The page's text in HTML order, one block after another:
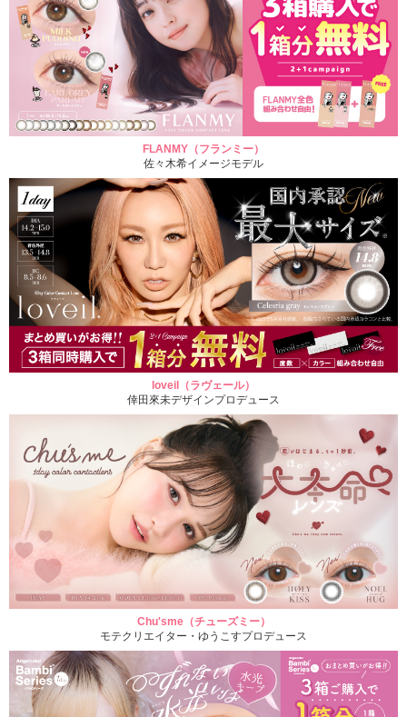
FLANMY（フランミー）
佐々木希イメージモデル
loveil（ラヴェール）
倖田來未デザインプロデュース
Chu'sme（チューズミー）
モテクリエイター・ゆうこすプロデュース